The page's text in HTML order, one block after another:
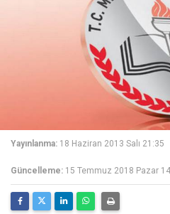
Yayınlanma: 18 Haziran 2013 Salı 21:35
Güncelleme: 15 Temmuz 2018 Pazar